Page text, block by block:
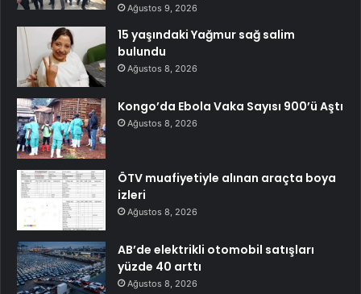
Ağustos 9, 2026
15 yaşındaki Yağmur sağ salim
bulundu
Ağustos 8, 2026
Kongo’da Ebola Vaka Sayısı 900’ü Aştı
Ağustos 8, 2026
ÖTV muafiyetiyle alınan araçta boya
izleri
Ağustos 8, 2026
AB’de elektrikli otomobil satışları
yüzde 40 arttı
Ağustos 8, 2026